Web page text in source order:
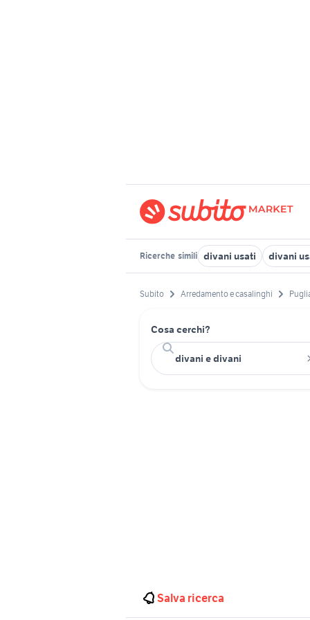
Ricerche simili divani usati divani
Subito Arredamento e casalinghi
Cosa cerchi?
Salva ricerca